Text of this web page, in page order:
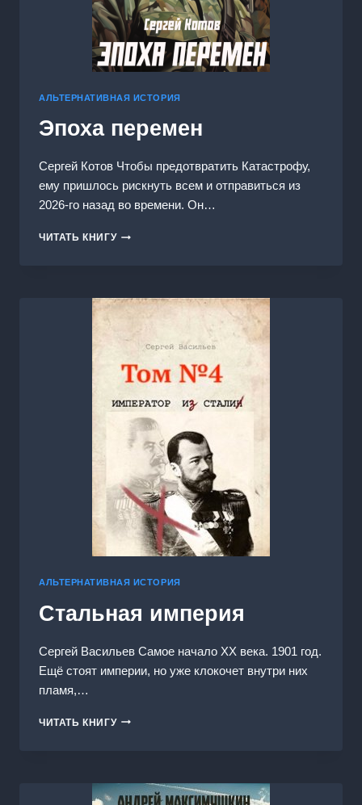
АЛЬТЕРНАТИВНАЯ ИСТОРИЯ
Эпоха перемен
Сергей Котов Чтобы предотвратить Катастрофу,
ему пришлось рискнуть всем и отправиться из
2026-го назад во времени. Он…
ЧИТАТЬ КНИГУЭПОХА
АЛЬТЕРНАТИВНАЯ ИСТОРИЯ
Стальная империя
Сергей Васильев Самое начало ХХ века. 1901 год.
Ещё стоят империи, но уже клокочет внутри них
пламя,…
ЧИТАТЬ КНИГУСТАЛЬНАЯ